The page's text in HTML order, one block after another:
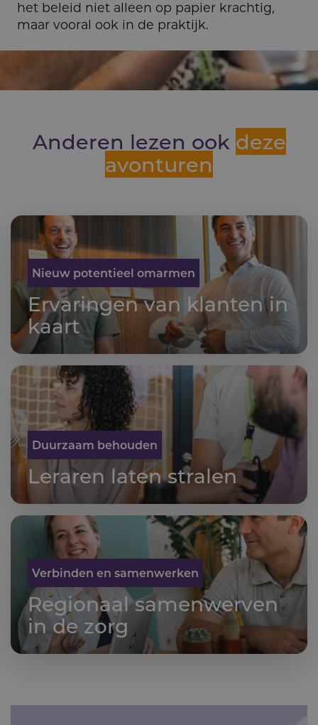
het beleid niet alleen op papier krachtig,
maar vooral ook in de praktijk.
Anderen lezen ook deze
avonturen
Nieuw potentieel omarmen
Ervaringen van klanten in
kaart
Duurzaam behouden
Leraren laten stralen
Verbinden en samenwerken
Regionaal samenwerven
in de zorg